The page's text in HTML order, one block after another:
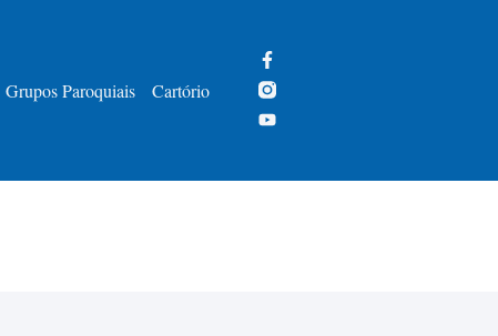
Grupos Paroquiais Cartório